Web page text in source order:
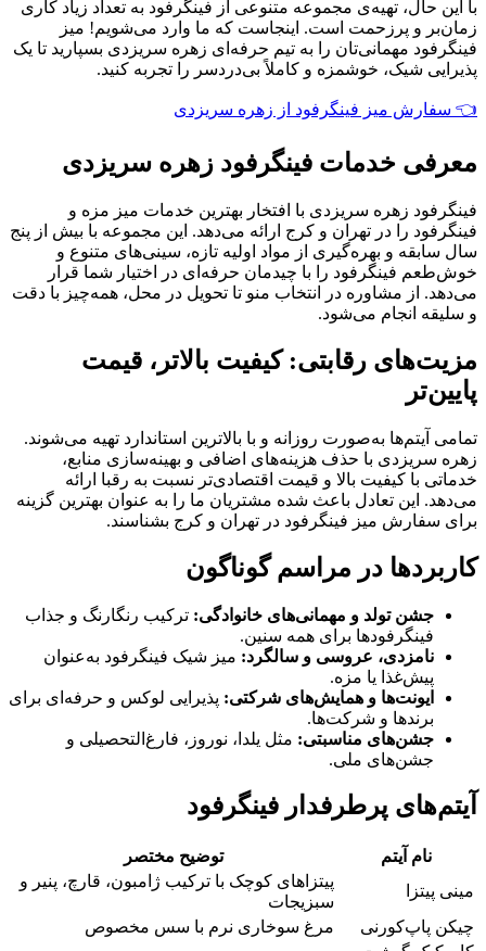
با این حال، تهیه‌ی مجموعه متنوعی از فینگرفود به تعداد زیاد کاری
زمان‌بر و پرزحمت است. اینجاست که ما وارد می‌شویم! میز
فینگرفود مهمانی‌تان را به تیم حرفه‌ای زهره سریزدی بسپارید تا یک
پذیرایی شیک، خوشمزه و کاملاً بی‌دردسر را تجربه کنید.
👈 سفارش میز فینگرفود از زهره سریزدی
معرفی خدمات فینگرفود زهره سریزدی
فینگرفود زهره سریزدی با افتخار بهترین خدمات میز مزه و
فینگرفود را در تهران و کرج ارائه می‌دهد. این مجموعه با بیش از پنج
سال سابقه و بهره‌گیری از مواد اولیه تازه، سینی‌های متنوع و
خوش‌طعم فینگرفود را با چیدمان حرفه‌ای در اختیار شما قرار
می‌دهد. از مشاوره در انتخاب منو تا تحویل در محل، همه‌چیز با دقت
و سلیقه انجام می‌شود.
مزیت‌های رقابتی: کیفیت بالاتر، قیمت
پایین‌تر
تمامی آیتم‌ها به‌صورت روزانه و با بالاترین استاندارد تهیه می‌شوند.
زهره سریزدی با حذف هزینه‌های اضافی و بهینه‌سازی منابع،
خدماتی با کیفیت بالا و قیمت اقتصادی‌تر نسبت به رقبا ارائه
می‌دهد. این تعادل باعث شده مشتریان ما را به عنوان بهترین گزینه
برای سفارش میز فینگرفود در تهران و کرج بشناسند.
کاربردها در مراسم گوناگون
جشن تولد و مهمانی‌های خانوادگی: ترکیب رنگارنگ و جذاب
فینگرفودها برای همه سنین.
نامزدی، عروسی و سالگرد: میز شیک فینگرفود به‌عنوان
پیش‌غذا یا مزه.
ایونت‌ها و همایش‌های شرکتی: پذیرایی لوکس و حرفه‌ای برای
برندها و شرکت‌ها.
جشن‌های مناسبتی: مثل یلدا، نوروز، فارغ‌التحصیلی و
جشن‌های ملی.
آیتم‌های پرطرفدار فینگرفود
نام آیتم
توضیح مختصر
مینی پیتزا
پیتزاهای کوچک با ترکیب ژامبون، قارچ، پنیر و
سبزیجات
چیکن پاپ‌کورنی
مرغ سوخاری نرم با سس مخصوص